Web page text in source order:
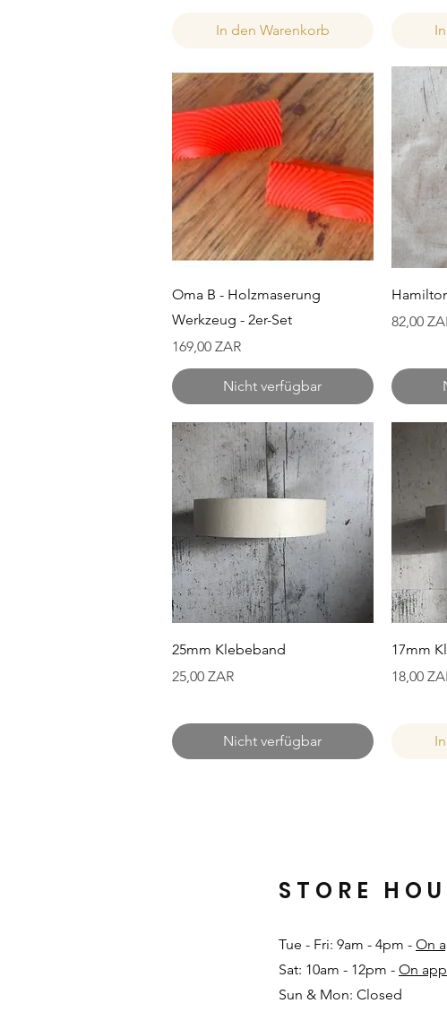
In den Warenkorb
Schnellansicht
Oma B - Holzmaserung
Werkzeug - 2er-Set
Preis
169,00 ZAR
Nicht verfügbar
Preis
82,00
Schnellansicht
25mm Klebeband
Preis
25,00 ZAR
Nicht verfügbar
17mm
Preis
18,00
Tue - Fri: 9am - 4pm - On
Sat: 10am - 12pm - On
Sun & Mon: Closed​
STORE